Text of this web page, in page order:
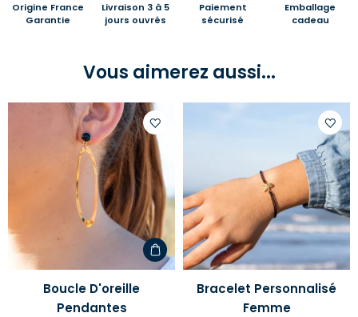
Origine France
Garantie
Livraison 3 à 5
jours ouvrés
Paiement
sécurisé
Emballage
cadeau
Vous aimerez aussi...
Ajouter
à
votre
liste
d'envies
Boucle D'oreille
Pendantes
à
votre
liste
Bracelet Personnalisé
Femme